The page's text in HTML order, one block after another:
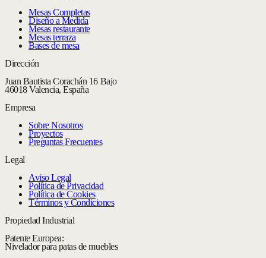
Mesas Completas
Diseño a Medida
Mesas restaurante
Mesas terraza
Bases de mesa
Dirección
Juan Bautista Corachán 16 Bajo
46018 Valencia, España
Empresa
Sobre Nosotros
Proyectos
Preguntas Frecuentes
Legal
Aviso Legal
Política de Privacidad
Política de Cookies
Términos y Condiciones
Propiedad Industrial
Patente Europea:
Nivelador para patas de muebles